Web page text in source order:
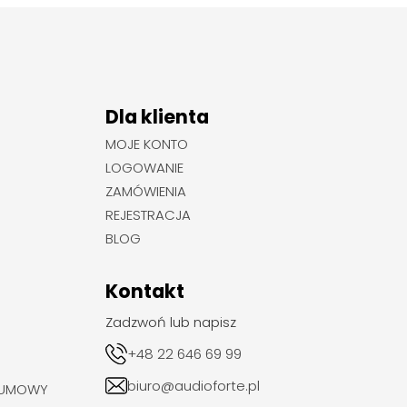
Dla klienta
MOJE KONTO
LOGOWANIE
ZAMÓWIENIA
REJESTRACJA
BLOG
Kontakt
Zadzwoń lub napisz
+48 22 646 69 99
biuro@audioforte.pl